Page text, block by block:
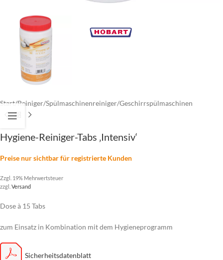
Start/Reiniger/Spülmaschinenreiniger/Geschirrspülmaschinen
Hygiene-Reiniger-Tabs ‚Intensiv‘
Preise nur sichtbar für registrierte Kunden
Zzgl. 19% Mehrwertsteuer
zzgl. Versand
Dose à 15 Tabs
zum Einsatz in Kombination mit dem Hygieneprogramm
Sicherheitsdatenblatt